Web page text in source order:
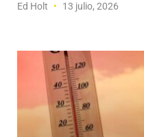
Ed Holt 13 julio, 2026